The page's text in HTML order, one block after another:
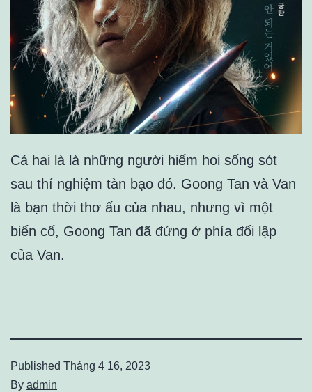
Cả hai là là những người hiếm hoi sống sót
sau thí nghiệm tàn bạo đó. Goong Tan và Van
là bạn thời thơ ấu của nhau, nhưng vì một
biến cố, Goong Tan đã đứng ở phía đối lập
của Van.
Published Tháng 4 16, 2023
By admin